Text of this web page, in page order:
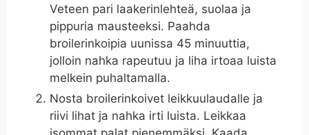
Veteen pari laakerinlehteä, suolaa ja
pippuria mausteeksi. Paahda
broilerinkoipia uunissa 45 minuuttia,
jolloin nahka rapeutuu ja liha irtoaa luista
melkein puhaltamalla.
Nosta broilerinkoivet leikkuulaudalle ja
riivi lihat ja nahka irti luista. Leikkaa